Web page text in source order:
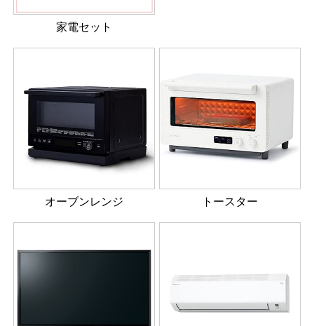
家電セット
オーブンレンジ トースター